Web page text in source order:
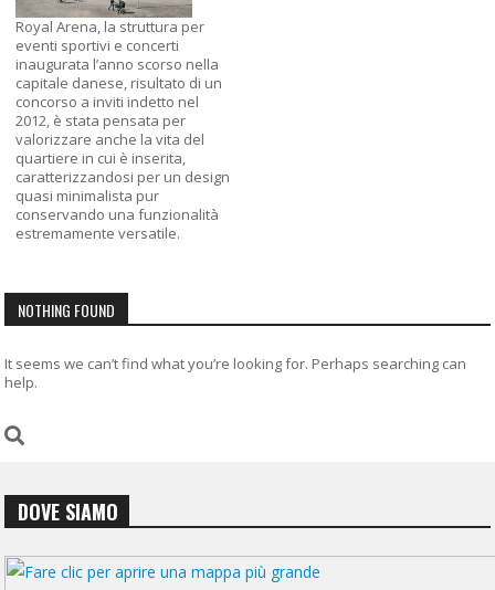
Royal Arena, la struttura per
eventi sportivi e concerti
inaugurata l’anno scorso nella
capitale danese, risultato di un
concorso a inviti indetto nel
2012, è stata pensata per
valorizzare anche la vita del
quartiere in cui è inserita,
caratterizzandosi per un design
quasi minimalista pur
conservando una funzionalità
estremamente versatile.
NOTHING FOUND
It seems we can’t find what you’re looking for. Perhaps searching can
help.
DOVE SIAMO